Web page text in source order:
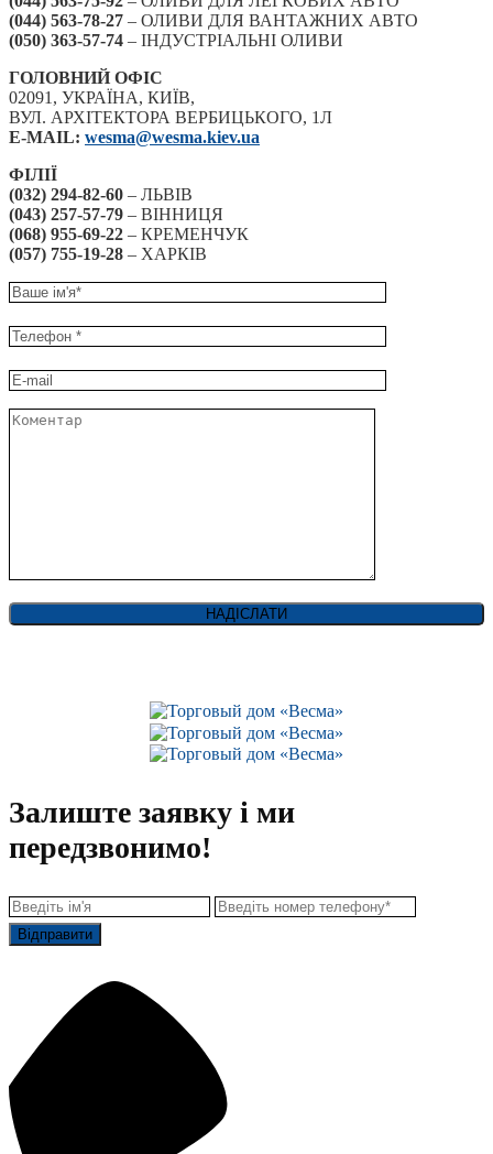
(044) 563-78-27 – ОЛИВИ ДЛЯ ВАНТАЖНИХ АВТО
(050) 363-57-74 – ІНДУСТРІАЛЬНІ ОЛИВИ
ГОЛОВНИЙ ОФІС
02091, УКРАЇНА, КИЇВ,
ВУЛ. АРХІТЕКТОРА ВЕРБИЦЬКОГО, 1Л
E-MAIL: wesma@wesma.kiev.ua
ФІЛІЇ
(032) 294-82-60 – ЛЬВІВ
(043) 257-57-79 – ВІННИЦЯ
(068) 955-69-22 – КРЕМЕНЧУК
(057) 755-19-28 – ХАРКІВ
Залиште заявку і ми
передзвонимо!
Відправити